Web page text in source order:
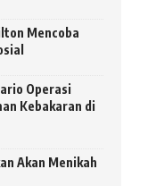
Mencoba
Operasi
Kebakaran di
Akan Menikah